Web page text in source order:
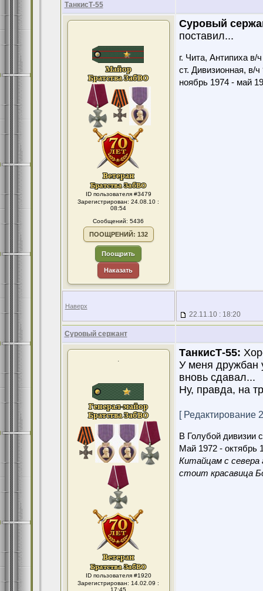
ТанкисТ-55
ID пользователя #3479
Зарегистрирован: 24.08.10 :
08:54
Сообщений: 5436
ПООЩРЕНИЙ: 132
Поощрить
Наказать
Суровый
поставил...
г. Чита, Антипиха в/
ст. Дивизионная, в/ч
ноябрь 1974 - май
Наверх
22.11.10 : 18:20
Суровый сержант
.
ID пользователя #1920
Зарегистрирован: 14.02.09 :
17:45
ТанкисТ-55:
У меня дружбан
вновь сдавал...
Ну, правда, на
[ Редактирование
В Голубой дивизии
Май 1972 - октябрь
Китайцам с севера
стоит красавица